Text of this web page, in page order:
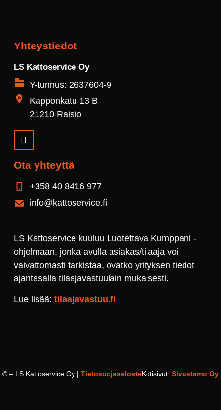
Yhteystiedot
LS Kattoservice Oy
Y-tunnus: 2637604-9
Kapponkatu 13 B
21210 Raisio
Ota yhteyttä
+358 40 8416 977
info@kattoservice.fi
LS Kattoservice kuuluu Luotettava Kumppani -
ohjelmaan, jonka avulla asiakas/tilaaja voi
vaivattomasti tarkistaa, ovatko yrityksen tiedot
ajantasalla tilaajavastuulain mukaisesti.
Lue lisää: tilaajavastuu.fi
© – LS Kattoservice Oy | TietosuojaselosteKotisivut: Sivustamo Oy